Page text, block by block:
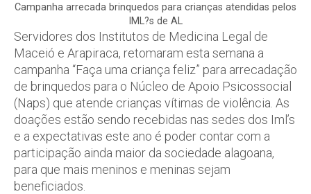
Campanha arrecada brinquedos para crianças atendidas pelos
IML?s de AL
Servidores dos Institutos de Medicina Legal de
Maceió e Arapiraca, retomaram esta semana a
campanha “Faça uma criança feliz” para arrecadação
de brinquedos para o Núcleo de Apoio Psicossocial
(Naps) que atende crianças vítimas de violência. As
doações estão sendo recebidas nas sedes dos Iml’s
e a expectativas este ano é poder contar com a
participação ainda maior da sociedade alagoana,
para que mais meninos e meninas sejam
beneficiados.